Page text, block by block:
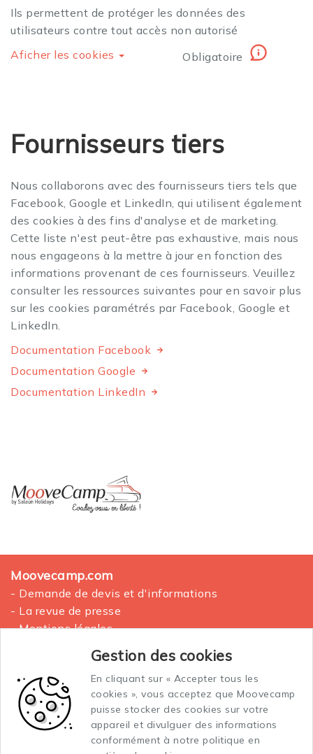
Ils permettent de protéger les données des
utilisateurs contre tout accès non autorisé
Aficher les cookies
Obligatoire
Fournisseurs tiers
Nous collaborons avec des fournisseurs tiers tels que
Facebook, Google et LinkedIn, qui utilisent également
des cookies à des fins d'analyse et de marketing.
Cette liste n'est peut-être pas exhaustive, mais nous
nous engageons à la mettre à jour en fonction des
informations provenant de ces fournisseurs. Veuillez
consulter les ressources suivantes pour en savoir plus
sur les cookies paramétrés par Facebook, Google et
LinkedIn.
Documentation Facebook
Documentation Google
Documentation LinkedIn
Gestion des cookies
En cliquant sur « Accepter tous les
cookies », vous acceptez que Moovecamp
puisse stocker des cookies sur votre
appareil et divulguer des informations
conformément à notre politique en
Moovecamp.com
- Demande de devis et d'informations
- La revue de presse
- Mentions légales
La location des vans aménagés
Conditions générales de vente et location
Conditions générales d'assurance